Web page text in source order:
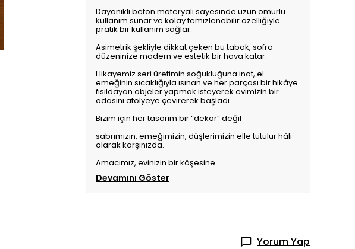
Dayanıklı beton materyali sayesinde uzun ömürlü
kullanım sunar ve kolay temizlenebilir özelliğiyle
pratik bir kullanım sağlar.
Asimetrik şekliyle dikkat çeken bu tabak, sofra
düzeninize modern ve estetik bir hava katar.
Hikayemiz seri üretimin soğukluğuna inat, el
emeğinin sıcaklığıyla ısınan ve her parçası bir hikâye
fısıldayan objeler yapmak isteyerek evimizin bir
odasını atölyeye çevirerek başladı
Bizim için her tasarım bir “dekor” değil
sabrımızın, emeğimizin, düşlerimizin elle tutulur hâli
olarak karşınızda.
Amacımız, evinizin bir köşesine
Devamını Göster
Yorum Yap